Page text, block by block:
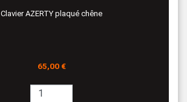
Clavier AZERTY plaqué chêne
Prix
65,00 €